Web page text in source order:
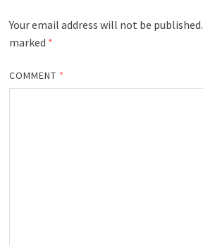
Your email address will not be published.
marked *
COMMENT *